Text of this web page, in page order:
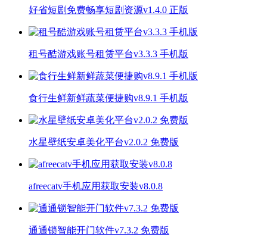
好省短剧免费畅享短剧资源v1.4.0 正版
租号酷游戏账号租赁平台v3.3.3 手机版
食行生鲜新鲜蔬菜便捷购v8.9.1 手机版
水星壁纸安卓美化平台v2.0.2 免费版
afreecatv手机应用获取安装v8.0.8
通通锁智能开门软件v7.3.2 免费版